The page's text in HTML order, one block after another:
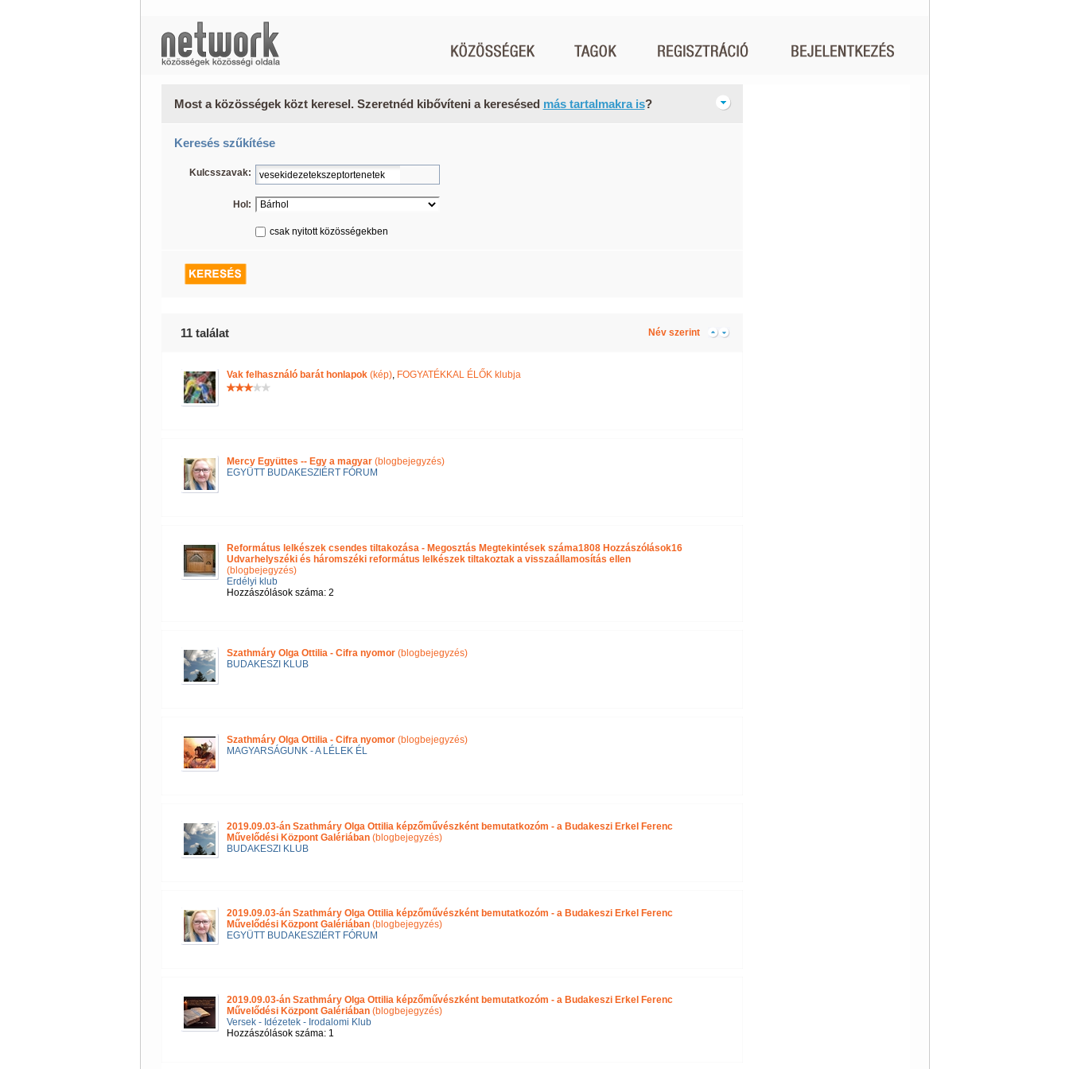
Most a közösségek közt keresel. Szeretnéd kibővíteni a keresésed más tartalmakra is?
Keresés szűkítése
Kulcsszavak:
Hol:
csak nyitott közösségekben
11 találat Név szerint
Vak felhasználó barát honlapok(kép), FOGYATÉKKAL ÉLŐK klubja
Mercy Együttes -- Egy a magyar(blogbejegyzés)
EGYÜTT BUDAKESZIÉRT FÓRUM
Református lelkészek csendes tiltakozása - Megosztás Megtekintések száma1808 Hozzászólások16
Udvarhelyszéki és háromszéki református lelkészek tiltakoztak a visszaállamosítás ellen
(blogbejegyzés)
Erdélyi klub
Hozzászólások száma: 2
Szathmáry Olga Ottilia - Cifra nyomor(blogbejegyzés)
BUDAKESZI KLUB
Szathmáry Olga Ottilia - Cifra nyomor(blogbejegyzés)
MAGYARSÁGUNK - A LÉLEK ÉL
2019.09.03-án Szathmáry Olga Ottilia képzőművészként bemutatkozóm - a Budakeszi Erkel Ferenc
Művelődési Központ Galériában (blogbejegyzés)
BUDAKESZI KLUB
2019.09.03-án Szathmáry Olga Ottilia képzőművészként bemutatkozóm - a Budakeszi Erkel Ferenc
Művelődési Központ Galériában(blogbejegyzés)
EGYÜTT BUDAKESZIÉRT FÓRUM
2019.09.03-án Szathmáry Olga Ottilia képzőművészként bemutatkozóm - a Budakeszi Erkel Ferenc
Művelődési Központ Galériában(blogbejegyzés)
Versek - Idézetek - Irodalomi Klub
Hozzászólások száma: 1